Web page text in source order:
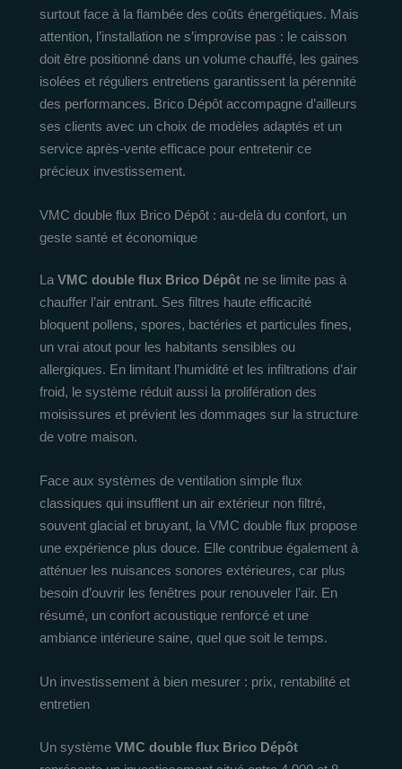
surtout face à la flambée des coûts énergétiques. Mais
attention, l’installation ne s’improvise pas : le caisson
doit être positionné dans un volume chauffé, les gaines
isolées et réguliers entretiens garantissent la pérennité
des performances. Brico Dépôt accompagne d’ailleurs
ses clients avec un choix de modèles adaptés et un
service après-vente efficace pour entretenir ce
précieux investissement.
VMC double flux Brico Dépôt : au-delà du confort, un
geste santé et économique
LaVMC double flux Brico Dépôt ne se limite pas à
chauffer l’air entrant. Ses filtres haute efficacité
bloquent pollens, spores, bactéries et particules fines,
un vrai atout pour les habitants sensibles ou
allergiques. En limitant l’humidité et les infiltrations d’air
froid, le système réduit aussi la prolifération des
moisissures et prévient les dommages sur la structure
de votre maison.
Face aux systèmes de ventilation simple flux
classiques qui insufflent un air extérieur non filtré,
souvent glacial et bruyant, la VMC double flux propose
une expérience plus douce. Elle contribue également à
atténuer les nuisances sonores extérieures, car plus
besoin d’ouvrir les fenêtres pour renouveler l’air. En
résumé, un confort acoustique renforcé et une
ambiance intérieure saine, quel que soit le temps.
Un investissement à bien mesurer : prix, rentabilité et
entretien
Un système VMC double flux Brico Dépôt